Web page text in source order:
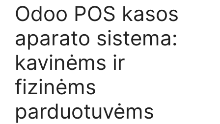
Odoo POS kasos
aparato sistema:
kavinėms ir
fizinėms
parduotuvėms